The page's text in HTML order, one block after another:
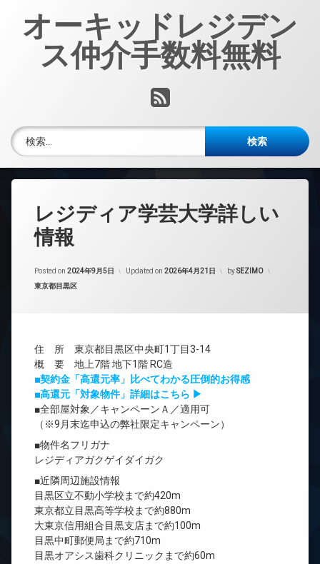
オーキッドレジデン
ス仲介手数料無料
RSS
検索:
レジディア学芸大学詳しい
情報
Posted on 2024年9月5日 Updated on 2026年4月21日 bySEZIMO
カテゴリー:
東京都目黒区
住 所 東京都目黒区中央町1丁目3-14
概 要 地上7階 地下1階 RC造
■契約金「高還元率」比べてわかる圧倒的お得感
■高還元「対象物件」詳細はこちら ▶
■全部屋対象／キャンペーンＡ／適用可
（※9月末迄申込の弊社限定キャンペーン）
■物件名フリガナ
レジディアガクゲイダイガク
■近隣周辺施設情報
目黒区立不動小学校まで約420m
東京都立目黒高等学校まで約880m
大東京信用組合目黒支店まで約100m
目黒中町郵便局まで約710m
目黒オアシス歯科クリニックまで約60m